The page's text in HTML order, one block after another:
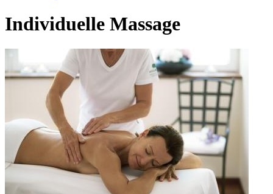
Individuelle Massage